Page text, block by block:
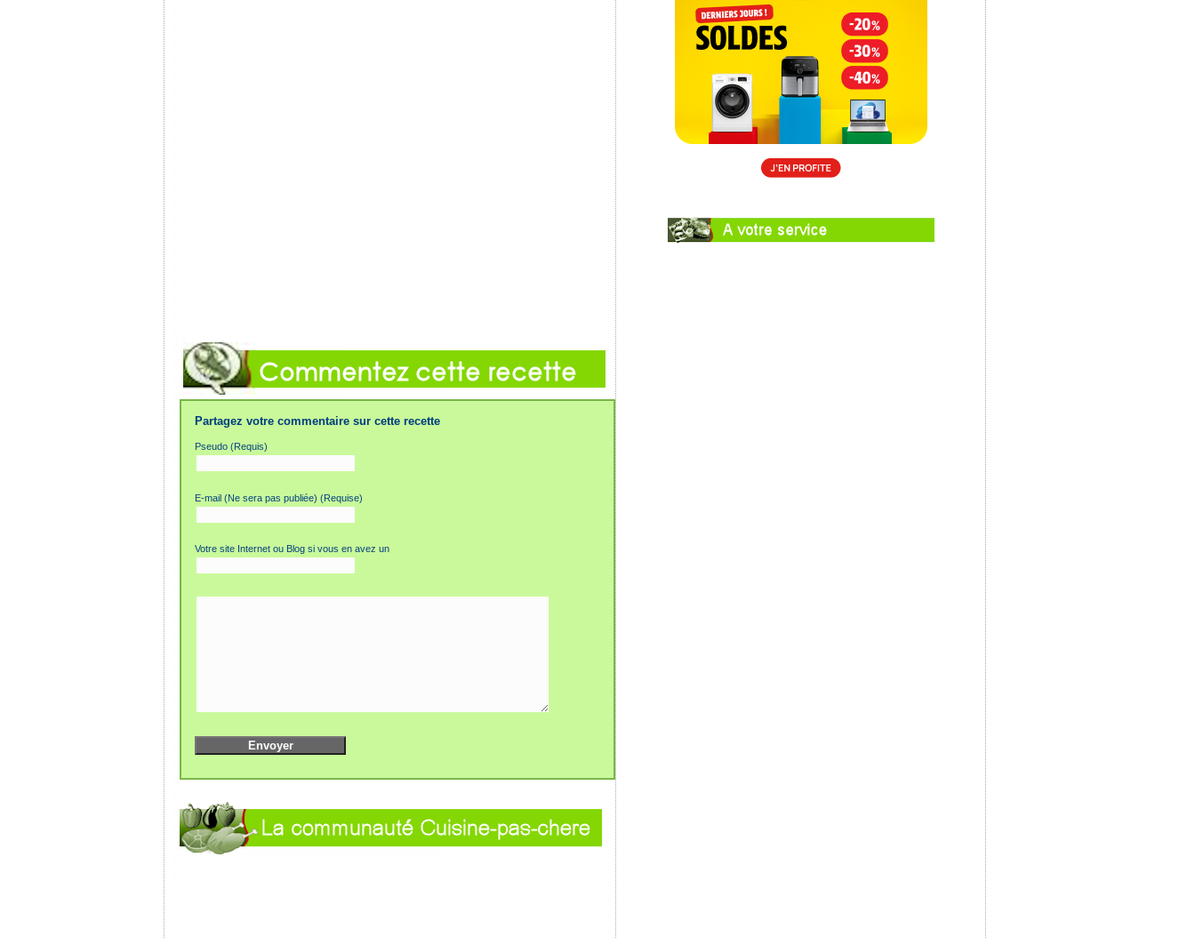
Partagez votre commentaire sur cette recette
Pseudo (Requis)
E-mail (Ne sera pas publiée) (Requise)
Votre site Internet ou Blog si vous en avez un